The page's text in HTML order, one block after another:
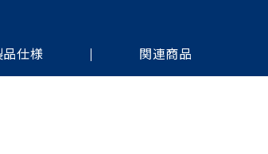
品仕様 関連商品